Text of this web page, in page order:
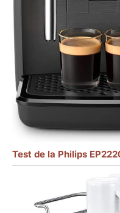
Test de la Philips